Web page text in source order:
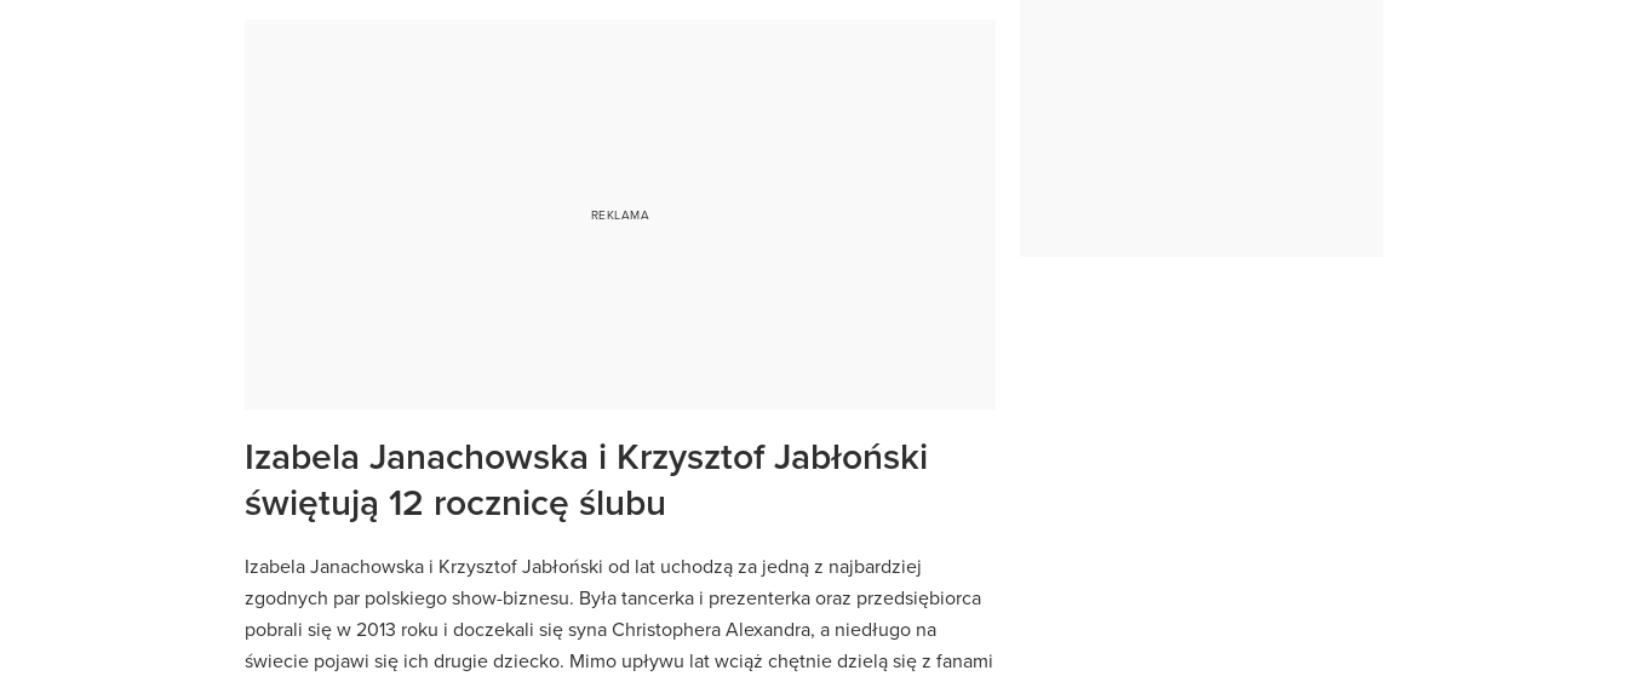
Izabela Janachowska i Krzysztof Jabłoński
świętują 12 rocznicę ślubu
Izabela Janachowska i Krzysztof Jabłoński od lat uchodzą za jedną z najbardziej
zgodnych par polskiego show-biznesu. Była tancerka i prezenterka oraz przedsiębiorca
pobrali się w 2013 roku i doczekali się syna Christophera Alexandra, a niedługo na
świecie pojawi się ich drugie dziecko. Mimo upływu lat wciąż chętnie dzielą się z fanami